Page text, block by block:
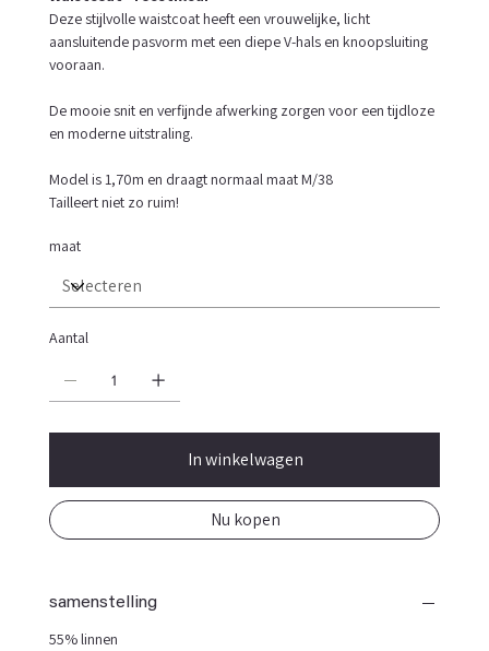
Deze stijlvolle waistcoat heeft een vrouwelijke, licht
aansluitende pasvorm met een diepe V-hals en knoopsluiting
vooraan.
De mooie snit en verfijnde afwerking zorgen voor een tijdloze
en moderne uitstraling.
Model is 1,70m en draagt normaal maat M/38
Tailleert niet zo ruim!
maat
Aantal
In winkelwagen
Nu kopen
samenstelling
55% linnen